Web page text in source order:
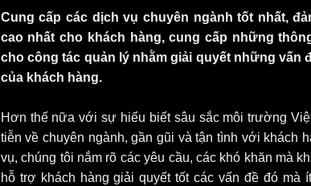
Cung cấp các dịch vụ chuyên ngành tốt nhất,
cao nhất cho khách hàng, cung cấp những
cho công tác quản lý nhằm giải quyết những vấn
của khách hàng.
Hơn thế nữa với sự hiểu biết sâu sắc môi trường
tiễn về chuyên ngành, gần gũi và tận tình với khách
vụ, chúng tôi nắm rõ các yêu cầu, các khó khăn mà
hỗ trợ khách hàng giải quyết tốt các vấn đề đó mà